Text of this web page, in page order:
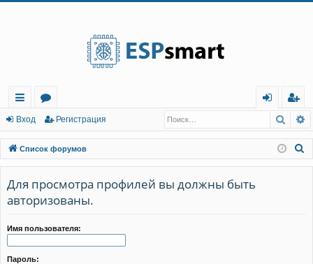
с
ы
лк
и
о
ру
м
ы
д
г
ис
тр
Вход Регистрация
Список форумов
Для просмотра профилей вы должны быть
авторизованы.
Имя пользователя:
Пароль: